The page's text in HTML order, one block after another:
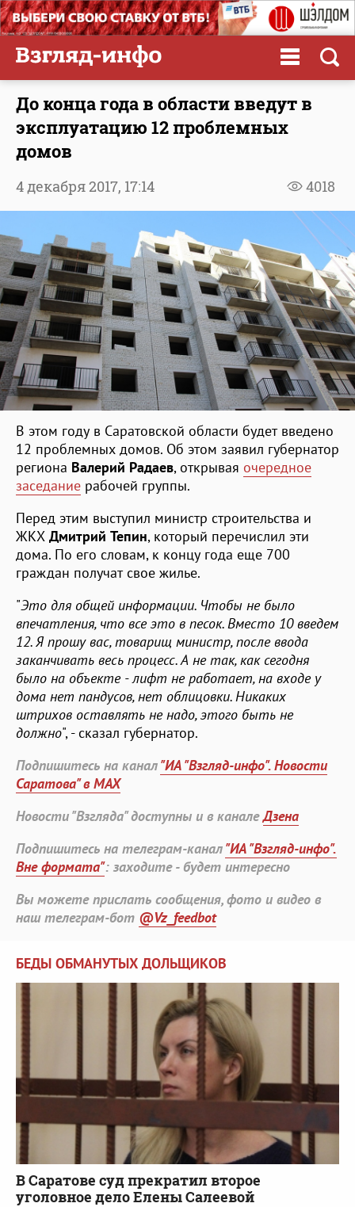
До конца года в области введут в
эксплуатацию 12 проблемных
домов
4018
4 декабря 2017, 17:14
В этом году в Саратовской области будет введено
12 проблемных домов. Об этом заявил губернатор
региона Валерий Радаев, открывая очередное
заседание рабочей группы.
Перед этим выступил министр строительства и
ЖКХ Дмитрий Тепин, который перечислил эти
дома. По его словам, к концу года еще 700
граждан получат свое жилье.
"Это для общей информации. Чтобы не было
впечатления, что все это в песок. Вместо 10 введем
12. Я прошу вас, товарищ министр, после ввода
заканчивать весь процесс. А не так, как сегодня
было на объекте - лифт не работает, на входе у
дома нет пандусов, нет облицовки. Никаких
штрихов оставлять не надо, этого быть не
должно", - сказал губернатор.
Подпишитесь на канал"ИА "Взгляд-инфо". Новости
Саратова" в MAX
Новости "Взгляда" доступны и в каналеДзена
Подпишитесь на телеграм-канал"ИА "Взгляд-инфо".
Вне формата": заходите - будет интересно
Вы можете прислать сообщения, фото и видео в
наш телеграм-бот @Vz_feedbot
БЕДЫ ОБМАНУТЫХ ДОЛЬЩИКОВ
В Саратове суд прекратил второе
уголовное дело Елены Салеевой